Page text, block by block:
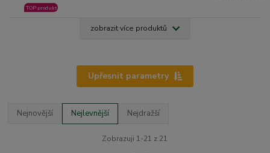
TOP produkt
zobrazit více produktů
Upřesnit parametry
Nejnovější Nejlevnější Nejdražší
Zobrazuji 1-21 z 21